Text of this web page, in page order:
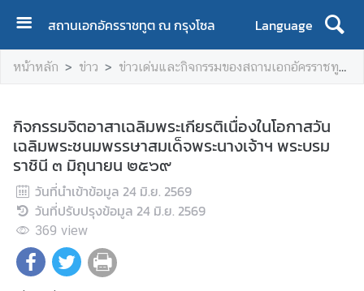
สถานเอกอัครราชทูต ณ กรุงโซล
Language
ห
น้
ลั
ก
ข้
อ
มู
ส
หน้าหลัก ข่าว ข่าวเด่นและกิจกรรมของสถานเอกอัครราชทูตฯ
กิจกรรมจิตอาสาเฉลิมพระเกียรติเนื่องในโอกาสวัน
เฉลิมพระชนมพรรษาสมเด็จพระนางเจ้าฯ พระบรม
ราชินี ๓ มิถุนายน ๒๕๖๙
วันที่นำเข้าข้อมูล 24 มิ.ย. 2569
วันที่ปรับปรุงข้อมูล 24 มิ.ย. 2569
369 view